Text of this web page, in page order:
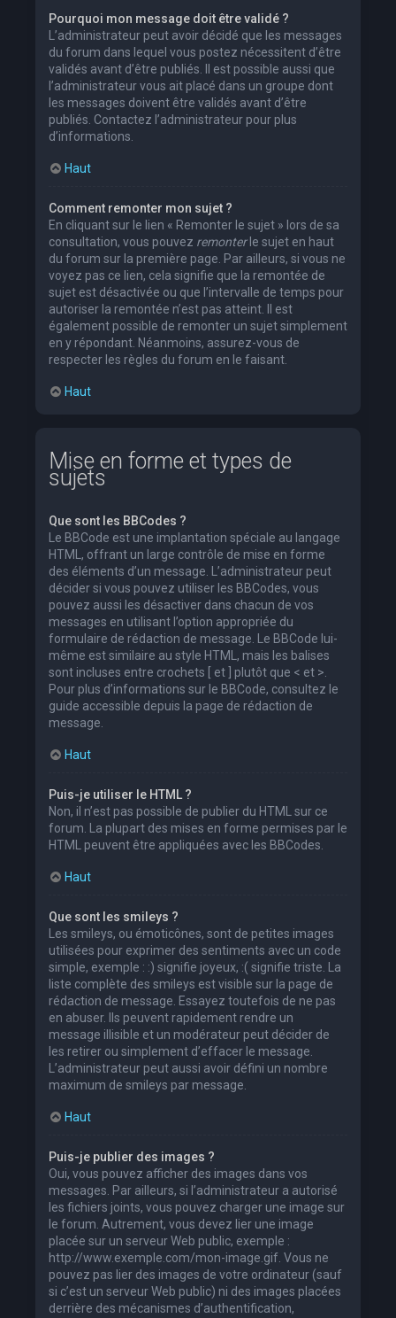
Pourquoi mon message doit être validé ?
L’administrateur peut avoir décidé que les messages
du forum dans lequel vous postez nécessitent d’être
validés avant d’être publiés. Il est possible aussi que
l’administrateur vous ait placé dans un groupe dont
les messages doivent être validés avant d’être
publiés. Contactez l’administrateur pour plus
d’informations.
Haut
Comment remonter mon sujet ?
En cliquant sur le lien « Remonter le sujet » lors de sa
consultation, vous pouvez remonterle sujet en haut
du forum sur la première page. Par ailleurs, si vous ne
voyez pas ce lien, cela signifie que la remontée de
sujet est désactivée ou que l’intervalle de temps pour
autoriser la remontée n’est pas atteint. Il est
également possible de remonter un sujet simplement
en y répondant. Néanmoins, assurez-vous de
respecter les règles du forum en le faisant.
Haut
Mise en forme et types de
sujets
Que sont les BBCodes ?
Le BBCode est une implantation spéciale au langage
HTML, offrant un large contrôle de mise en forme
des éléments d’un message. L’administrateur peut
décider si vous pouvez utiliser les BBCodes, vous
pouvez aussi les désactiver dans chacun de vos
messages en utilisant l’option appropriée du
formulaire de rédaction de message. Le BBCode lui-
même est similaire au style HTML, mais les balises
sont incluses entre crochets [ et ] plutôt que < et >.
Pour plus d’informations sur le BBCode, consultez le
guide accessible depuis la page de rédaction de
message.
Haut
Puis-je utiliser le HTML ?
Non, il n’est pas possible de publier du HTML sur ce
forum. La plupart des mises en forme permises par le
HTML peuvent être appliquées avec les BBCodes.
Haut
Que sont les smileys ?
Les smileys, ou émoticônes, sont de petites images
utilisées pour exprimer des sentiments avec un code
simple, exemple : :) signifie joyeux, :( signifie triste. La
liste complète des smileys est visible sur la page de
rédaction de message. Essayez toutefois de ne pas
en abuser. Ils peuvent rapidement rendre un
message illisible et un modérateur peut décider de
les retirer ou simplement d’effacer le message.
L’administrateur peut aussi avoir défini un nombre
maximum de smileys par message.
Haut
Puis-je publier des images ?
Oui, vous pouvez afficher des images dans vos
messages. Par ailleurs, si l’administrateur a autorisé
les fichiers joints, vous pouvez charger une image sur
le forum. Autrement, vous devez lier une image
placée sur un serveur Web public, exemple :
http://www.exemple.com/mon-image.gif. Vous ne
pouvez pas lier des images de votre ordinateur (sauf
si c’est un serveur Web public) ni des images placées
derrière des mécanismes d’authentification,